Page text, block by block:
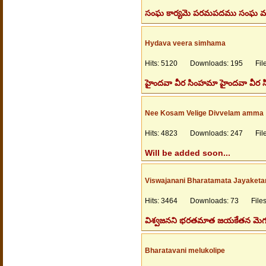
సంఘ కార్యమె పరమపదము సంఘ
Hydava veera simhama
Hits: 5120 Downloads: 195
హైందవా వీర సింహమా హైందవా వీర
Nee Kosam Velige Divvelam amma
Hits: 4823 Downloads: 247
Will be added soon...
Viswajanani Bharatamata
Hits: 3464 Downloads: 73
విశ్వజనని భరతమాత జయకేతన
Bharatavani melukolipe